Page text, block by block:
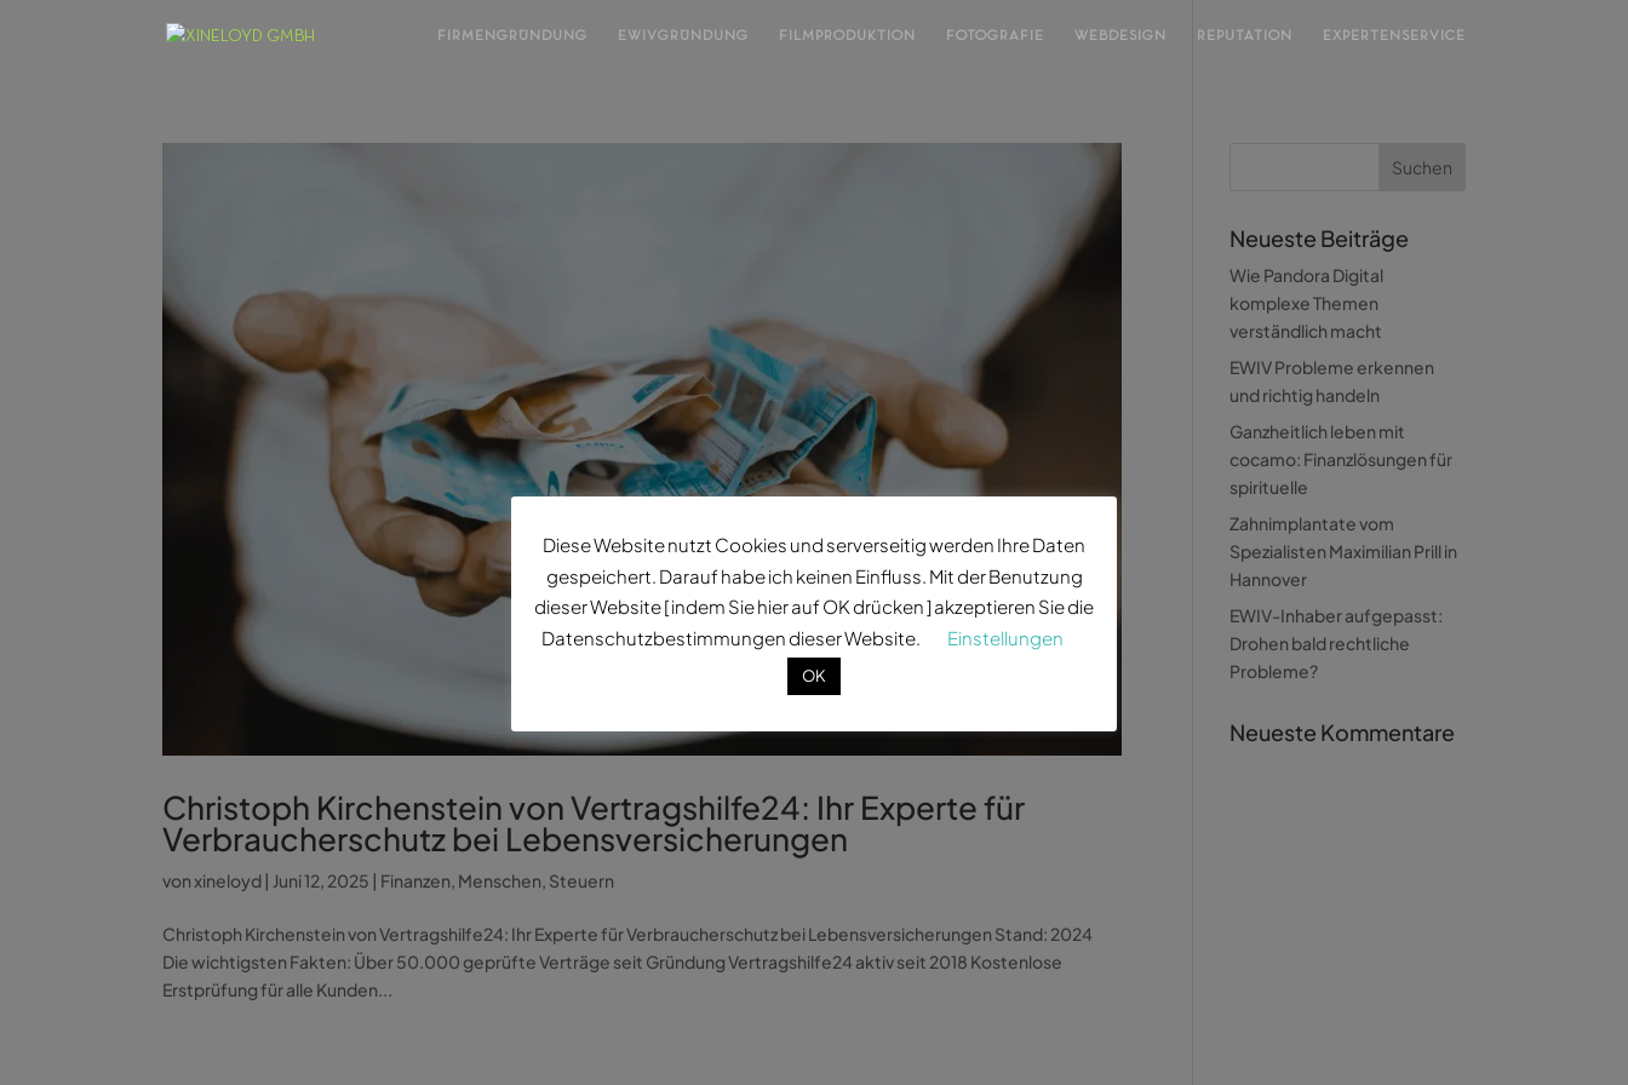
FIRMENGRÜNDUNG EWIVGRÜNDUNG FILMPRODUKTION FOTOGRAFIE WEBDESIGN REPUTATION EXPERTENSERVICE
Christoph Kirchenstein von Vertragshilfe24: Ihr Experte für
Verbraucherschutz bei Lebensversicherungen
vonxineloyd Juni 12, 2025 Finanzen, Menschen, Steuern
Christoph Kirchenstein von Vertragshilfe24: Ihr Experte für Verbraucherschutz bei Lebensversicherungen Stand: 2024
Die wichtigsten Fakten: Über 50.000 geprüfte Verträge seit Gründung Vertragshilfe24 aktiv seit 2018 Kostenlose
Erstprüfung für alle Kunden...
Neueste Beiträge
Wie Pandora Digital
komplexe Themen
verständlich macht
EWIV Probleme erkennen
und richtig handeln
Ganzheitlich leben mit
cocamo: Finanzlösungen für
spirituelle
Zahnimplantate vom
Spezialisten Maximilian Prill in
Hannover
EWIV-Inhaber aufgepasst:
Drohen bald rechtliche
Probleme?
Neueste Kommentare
Diese Website nutzt Cookies und serverseitig werden Ihre Daten
gespeichert. Darauf habe ich keinen Einfluss. Mit der Benutzung
dieser Website [ indem Sie hier auf OK drücken ] akzeptieren Sie die
Datenschutzbestimmungen dieser Website.
Einstellungen
OK